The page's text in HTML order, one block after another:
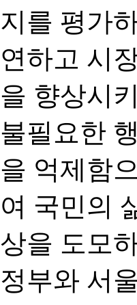
지를 평가
연하고 시
을 향상시
불필요한
을 억제함
여 국민의
상을 도모
정부와 서